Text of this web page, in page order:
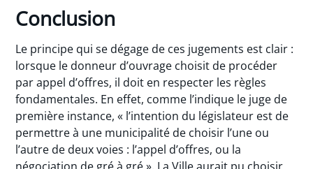
Conclusion
Le principe qui se dégage de ces jugements est clair :
lorsque le donneur d’ouvrage choisit de procéder
par appel d’offres, il doit en respecter les règles
fondamentales. En effet, comme l’indique le juge de
première instance, « l’intention du législateur est de
permettre à une municipalité de choisir l’une ou
l’autre de deux voies : l’appel d’offres, ou la